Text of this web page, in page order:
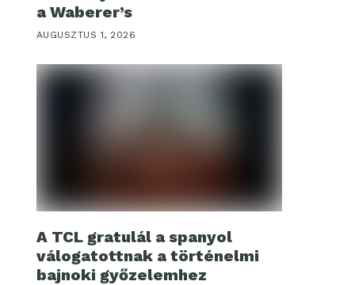
a Waberer’s
AUGUSZTUS 1, 2026
A TCL gratulál a spanyol
válogatottnak a történelmi
bajnoki győzelemhez